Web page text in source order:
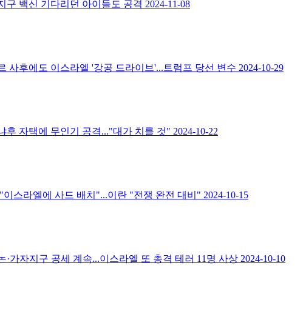
구 백신 기다리던 아이들도 공격 2024-11-08
사후에도 이스라엘 '강공 드라이브'...트럼프 당선 변수 2024-10-29
후 자택에 무인기 공격..."대가 치를 것" 2024-10-22
스라엘에 사드 배치"...이란 "전쟁 완전 대비" 2024-10-15
가자지구 공세 계속...이스라엘 또 총격 테러 11명 사상 2024-10-10